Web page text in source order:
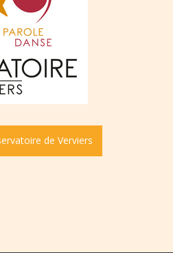
de Verviers